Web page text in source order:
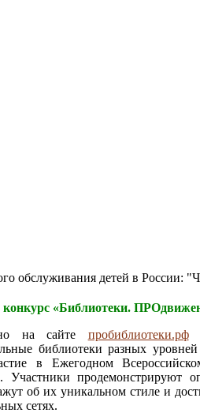
детей в России:
«Библиотеки.
на сайте пробиблиотеки.рф
библиотеки разных уровней
в Ежегодном
Участники продемонстрируют
об их уникальном стиле и
сетях.